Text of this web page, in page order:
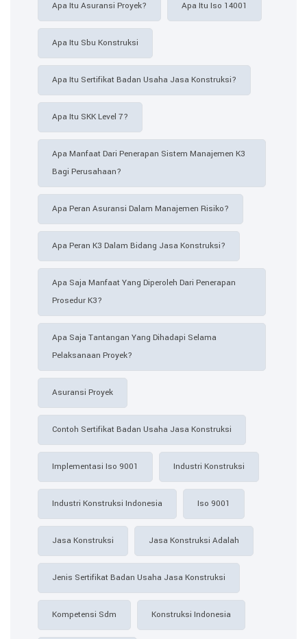
Apa Itu Asuransi Proyek? Apa Itu Iso 14001
Apa Itu Sbu Konstruksi
Apa Itu Sertifikat Badan Usaha Jasa Konstruksi?
Apa Itu SKK Level 7?
Apa Manfaat Dari Penerapan Sistem Manajemen K3
Bagi Perusahaan?
Apa Peran Asuransi Dalam Manajemen Risiko?
Apa Peran K3 Dalam Bidang Jasa Konstruksi?
Apa Saja Manfaat Yang Diperoleh Dari Penerapan
Prosedur K3?
Apa Saja Tantangan Yang Dihadapi Selama
Pelaksanaan Proyek?
Asuransi Proyek
Contoh Sertifikat Badan Usaha Jasa Konstruksi​
Implementasi Iso 9001 Industri Konstruksi
Industri Konstruksi Indonesia Iso 9001
Jasa Konstruksi Jasa Konstruksi Adalah
Jenis Sertifikat Badan Usaha Jasa Konstruksi
Kompetensi Sdm Konstruksi Indonesia